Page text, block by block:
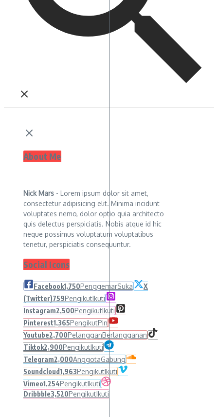
About Me
Nick Mars - Lorem ipsum dolor sit amet,
consectetur adipisicing elit. Minima incidunt
voluptates nemo, dolor optio quia architecto
quis delectus perspiciatis. Nobis atque id hic
neque possimus voluptatum voluptatibus
tenetur, perspiciatis consequuntur.
Social Icons
Facebook1,750PenggemarSuka
X
(Twitter)759PengikutIkuti
Instagram2,500PengikutIkuti
Pinterest1,365PengikutPin
Youtube2,700PelangganBerlangganan
Tiktok2,900PengikutIkuti
Telegram2,000AnggotaGabung
Soundcloud1,963PengikutIkuti
Vimeo1,254PengikutIkuti
Dribbble3,520PengikutIkuti